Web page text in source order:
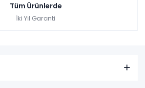
Tüm Ürünlerde
İki Yıl Garanti